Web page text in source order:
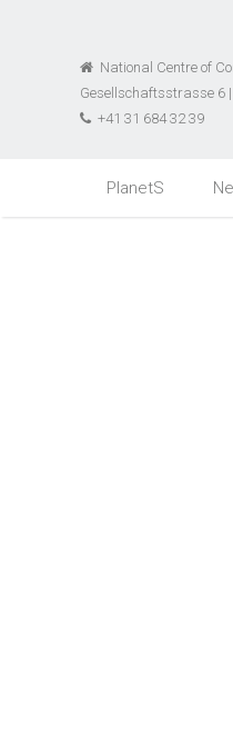
National Centre of
Gesellschaftsstrasse 6
+41 31 684 32 39
PlanetS